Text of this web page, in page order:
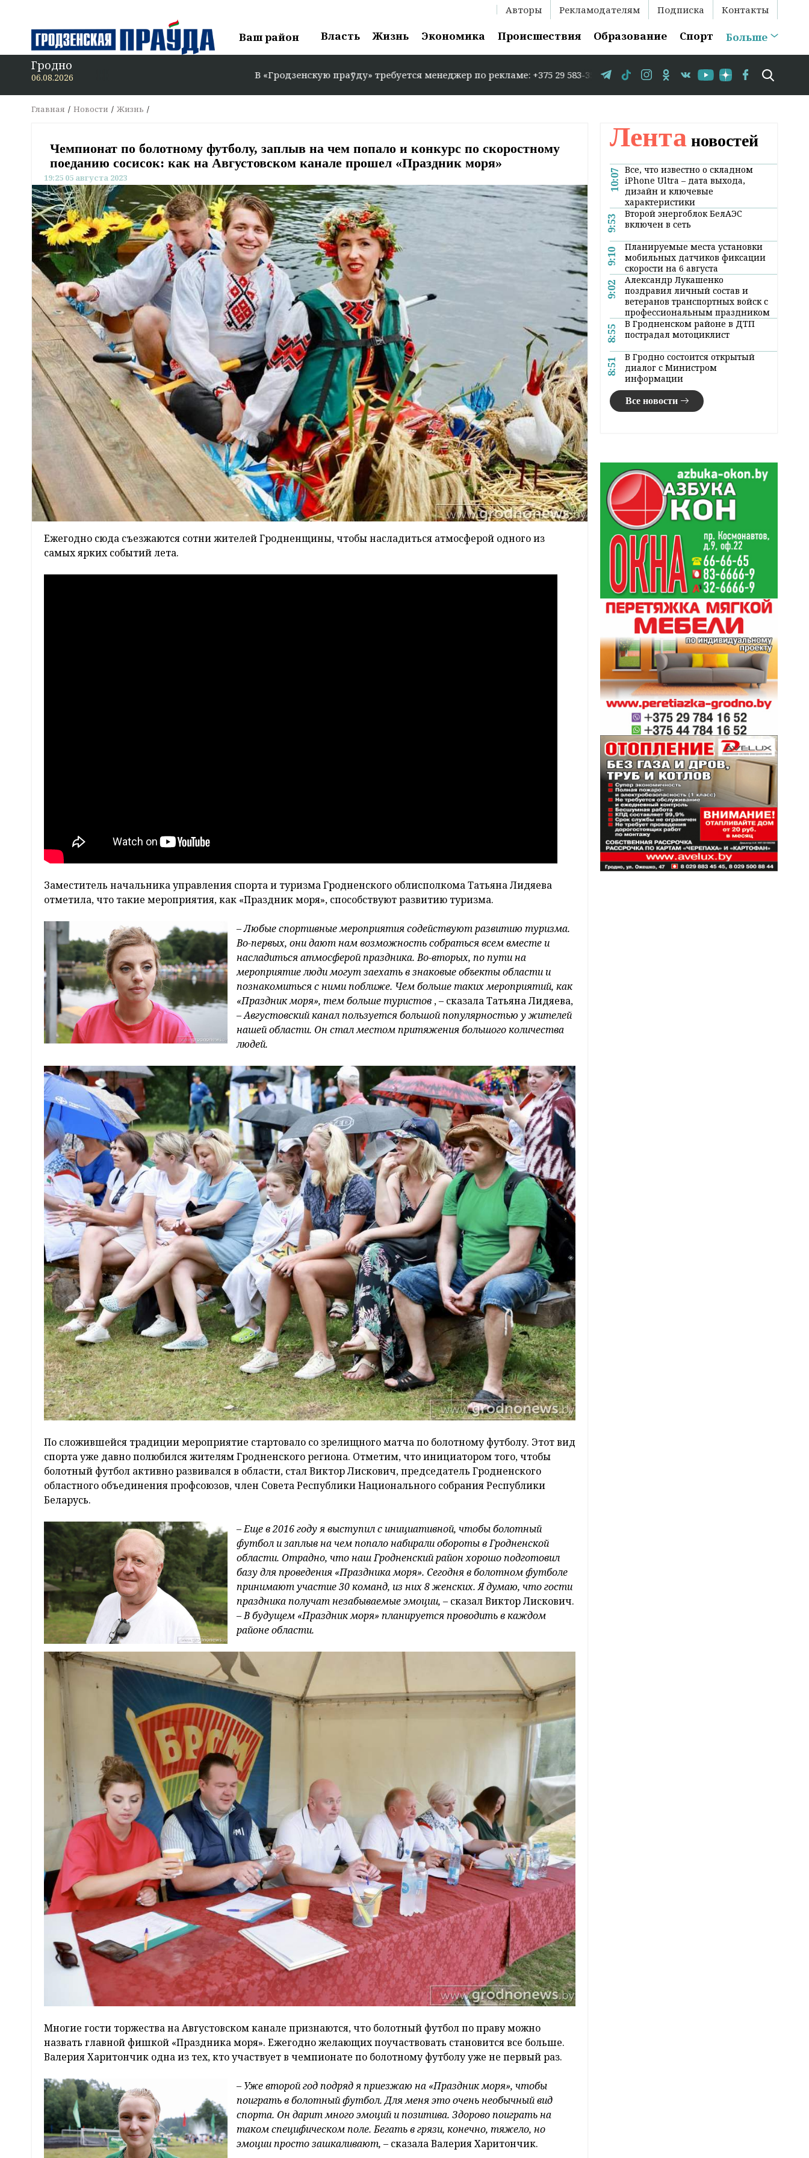
Авторы Рекламодателям Подписка Контакты
Ваш район Власть Жизнь Экономика Происшествия Образование Спорт Больше
Гродно
06.08.2026 В «Гродзенскую праўду» требуется менеджер по рекламе: +375 29 583-35-86 // В Гродно временно закрывается движение по
Главная Новости Жизнь
Чемпионат по болотному футболу, заплыв на чем попало и конкурс по скоростному
поеданию сосисок: как на Августовском канале прошел «Праздник моря»
19:25 05 августа 2023
Ежегодно сюда съезжаются сотни жителей Гродненщины, чтобы насладиться атмосферой одного из
самых ярких событий лета.
Заместитель начальника управления спорта и туризма Гродненского облисполкома Татьяна Лидяева
отметила, что такие мероприятия, как «Праздник моря», способствуют развитию туризма.
– Любые спортивные мероприятия содействуют развитию туризма.
Во-первых, они дают нам возможность собраться всем вместе и
насладиться атмосферой праздника. Во-вторых, по пути на
мероприятие люди могут заехать в знаковые объекты области и
познакомиться с ними поближе. Чем больше таких мероприятий, как
«Праздник моря», тем больше туристов , – сказала Татьяна Лидяева,
–Августовский канал пользуется большой популярностью у жителей
нашей области. Он стал местом притяжения большого количества
людей.
По сложившейся традиции мероприятие стартовало со зрелищного матча по болотному футболу. Этот вид
спорта уже давно полюбился жителям Гродненского региона. Отметим, что инициатором того, чтобы
болотный футбол активно развивался в области, стал Виктор Лискович, председатель Гродненского
областного объединения профсоюзов, член Совета Республики Национального собрания Республики
Беларусь.
– Еще в 2016 году я выступил с инициативной, чтобы болотный
футбол и заплыв на чем попало набирали обороты в Гродненской
области. Отрадно, что наш Гродненский район хорошо подготовил
базу для проведения «Праздника моря». Сегодня в болотном футболе
принимают участие 30 команд, из них 8 женских. Я думаю, что гости
праздника получат незабываемые эмоции, – сказал Виктор Лискович.
–В будущем «Праздник моря» планируется проводить в каждом
районе области.
Многие гости торжества на Августовском канале признаются, что болотный футбол по праву можно
назвать главной фишкой «Праздника моря». Ежегодно желающих поучаствовать становится все больше.
Валерия Харитончик одна из тех, кто участвует в чемпионате по болотному футболу уже не первый раз.
– Уже второй год подряд я приезжаю на «Праздник моря», чтобы
поиграть в болотный футбол. Для меня это очень необычный вид
спорта. Он дарит много эмоций и позитива. Здорово поиграть на
таком специфическом поле. Бегать в грязи, конечно, тяжело, но
эмоции просто зашкаливают, – сказала Валерия Харитончик.
Лента новостей
10:07 Все, что известно о складном
iPhone Ultra – дата выхода,
дизайн и ключевые
характеристики
9:53
Второй энергоблок БелАЭС
включен в сеть
9:10
Планируемые места установки
мобильных датчиков фиксации
скорости на 6 августа
9:02
Александр Лукашенко
поздравил личный состав и
ветеранов транспортных войск с
профессиональным праздником
8:55
В Гродненском районе в ДТП
пострадал мотоциклист
8:51
В Гродно состоится открытый
диалог с Министром
информации
Все новости